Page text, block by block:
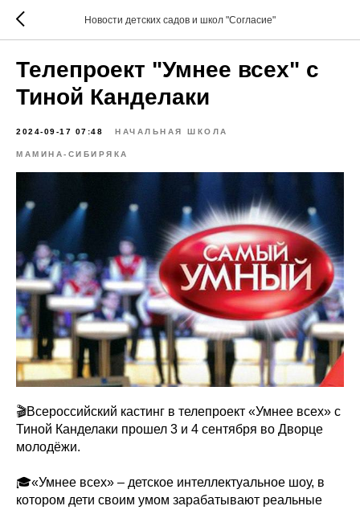
Новости детских садов и школ "Согласие"
Телепроект "Умнее всех" c
Тиной Канделаки
2024-09-17 07:48 НАЧАЛЬНАЯ ШКОЛА
МАМИНА-СИБИРЯКА
🎬Всероссийский кастинг в телепроект «Умнее всех» с
Тиной Канделаки прошел 3 и 4 сентября во Дворце
молодёжи.
🎓«Умнее всех» – детское интеллектуальное шоу, в
котором дети своим умом зарабатывают реальные